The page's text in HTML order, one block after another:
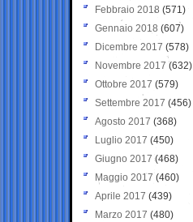
Febbraio 2018 (571)
Gennaio 2018 (607)
Dicembre 2017 (578)
Novembre 2017 (632)
Ottobre 2017 (579)
Settembre 2017 (456)
Agosto 2017 (368)
Luglio 2017 (450)
Giugno 2017 (468)
Maggio 2017 (460)
Aprile 2017 (439)
Marzo 2017 (480)